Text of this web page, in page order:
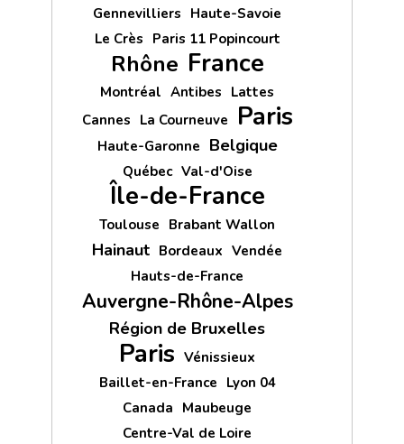
Gennevilliers Haute-Savoie
Le Crès Paris 11 Popincourt
Rhône France
Montréal Antibes Lattes
Cannes La Courneuve Paris
Haute-Garonne Belgique
Québec Val-d'Oise
Île-de-France
Toulouse Brabant Wallon
Hainaut Bordeaux Vendée
Hauts-de-France
Auvergne-Rhône-Alpes
Région de Bruxelles
Paris Vénissieux
Baillet-en-France Lyon 04
Canada Maubeuge
Centre-Val de Loire